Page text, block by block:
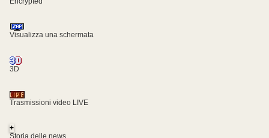
Visualizza una schermata
3D
Trasmissioni video LIVE
+
Storia delle news